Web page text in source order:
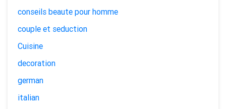
conseils beaute pour homme
couple et seduction
Cuisine
decoration
german
italian